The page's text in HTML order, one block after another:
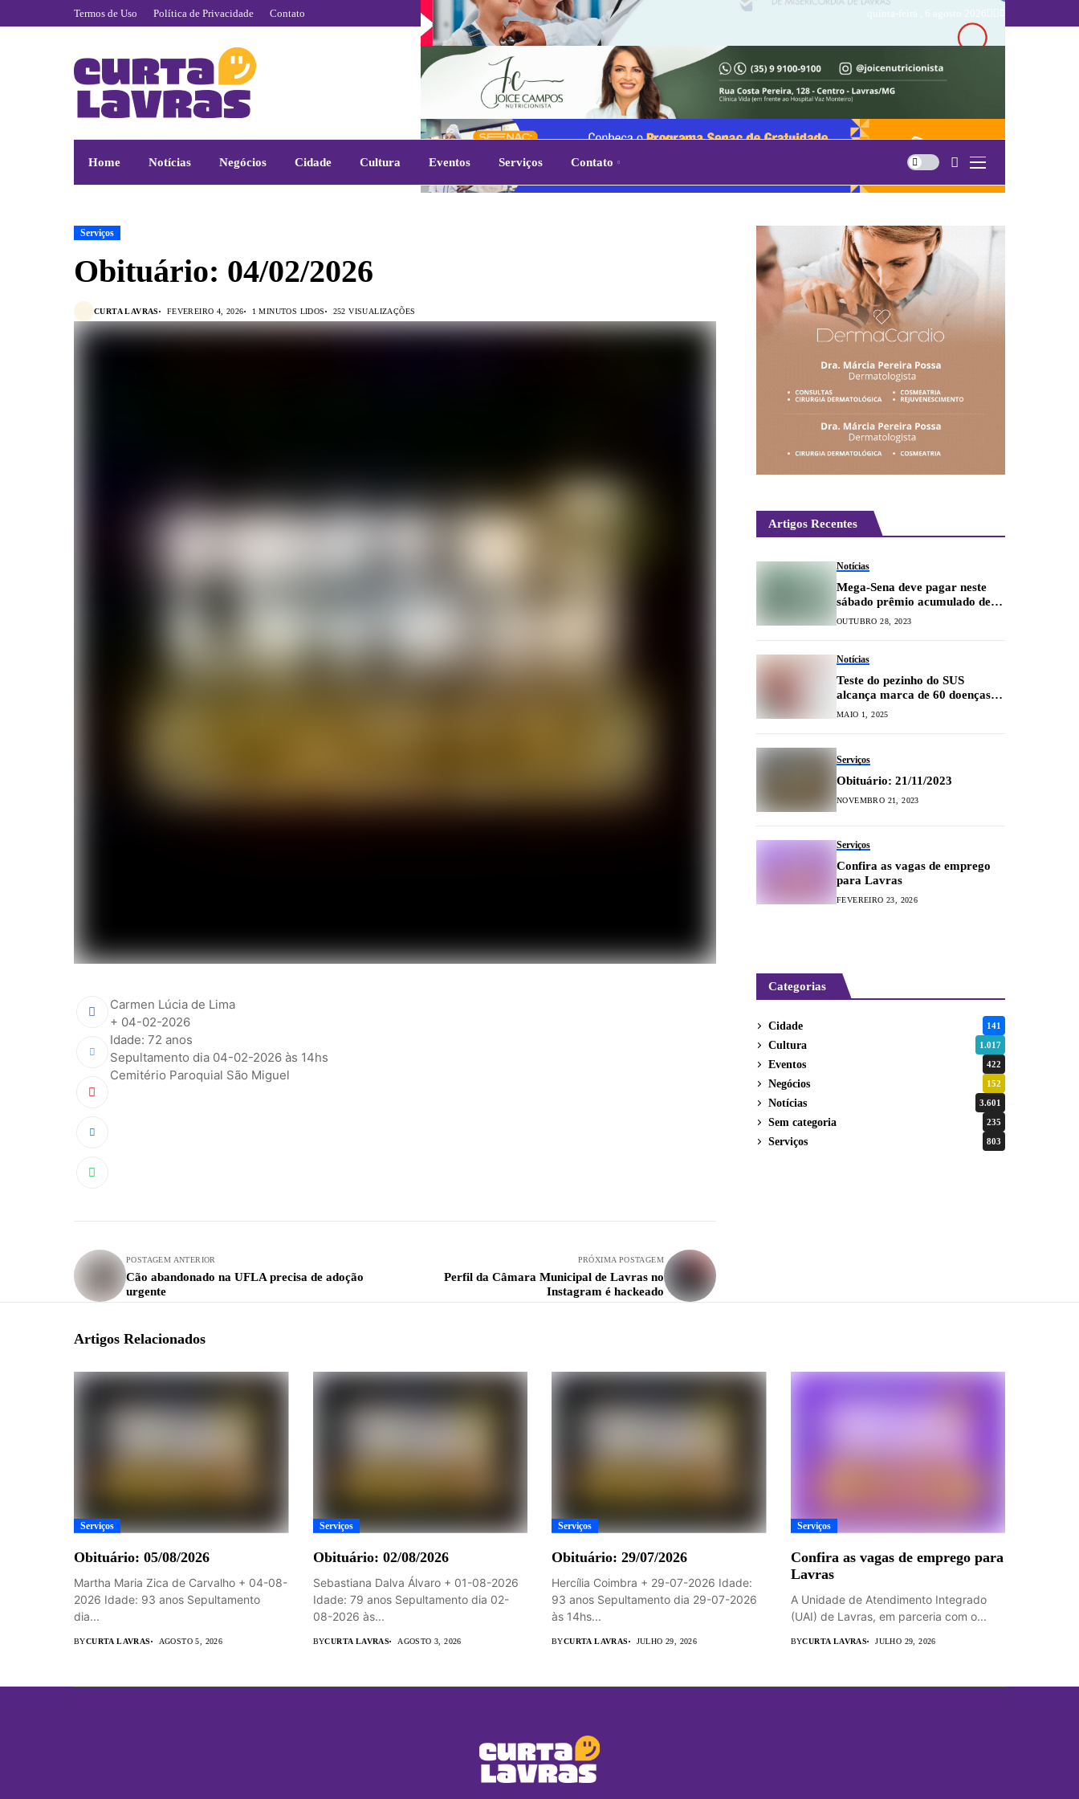
Termos de Uso Política de Privacidade Contato quinta-feira , 6 agosto 2026
Home Notícias Negócios Cidade Cultura Eventos Serviços Contato
Serviços
Obituário: 04/02/2026
CURTA LAVRAS FEVEREIRO 4, 2026 1 MINUTOS LIDOS 252 VISUALIZAÇÕES
Carmen Lúcia de Lima
+ 04-02-2026
Idade: 72 anos
Sepultamento dia 04-02-2026 às 14hs
Cemitério Paroquial São Miguel
POSTAGEM ANTERIOR
Cão abandonado na UFLA precisa de adoção
urgente
PRÓXIMA POSTAGEM
Perfil da Câmara Municipal de Lavras no
Instagram é hackeado
Artigos Recentes
Notícias
Mega-Sena deve pagar neste
sábado prêmio acumulado de
R$ 90 milhões
OUTUBRO 28, 2023
Notícias
Teste do pezinho do SUS
alcança marca de 60 doenças
rastreadas em MG
MAIO 1, 2025
Serviços
Obituário: 21/11/2023
NOVEMBRO 21, 2023
Serviços
Confira as vagas de emprego
para Lavras
FEVEREIRO 23, 2026
Categorias
Cidade 141
Cultura 1.017
Eventos 422
Negócios 152
Notícias 3.601
Sem categoria 235
Serviços 803
Artigos Relacionados
Serviços
Obituário: 05/08/2026
Martha Maria Zica de Carvalho + 04-08-
2026 Idade: 93 anos Sepultamento
dia...
BYCURTA LAVRAS AGOSTO 5, 2026
Serviços
Obituário: 02/08/2026
Sebastiana Dalva Álvaro + 01-08-2026
Idade: 79 anos Sepultamento dia 02-
08-2026 às...
BYCURTA LAVRAS AGOSTO 3, 2026
Serviços
Obituário: 29/07/2026
Hercília Coimbra + 29-07-2026 Idade:
93 anos Sepultamento dia 29-07-2026
às 14hs...
BYCURTA LAVRAS JULHO 29, 2026
Serviços
Confira as vagas de emprego para
Lavras
A Unidade de Atendimento Integrado
(UAI) de Lavras, em parceria com o...
BYCURTA LAVRAS JULHO 29, 2026